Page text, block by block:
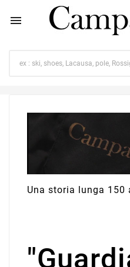

Una storia lunga 150